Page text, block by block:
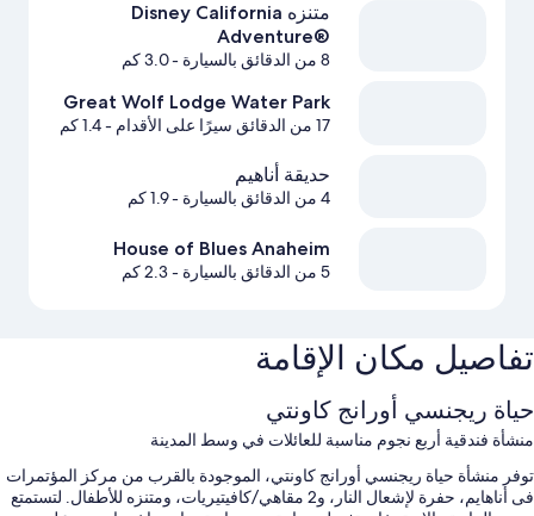
متنزه Disney California
Adventure®‎
8 من الدقائق بالسيارة - 3.0 كم
Great Wolf Lodge Water Park
17 من الدقائق سيرًا على الأقدام - 1.4 كم
حديقة أناهيم
4 من الدقائق بالسيارة - 1.9 كم
House of Blues Anaheim
5 من الدقائق بالسيارة - 2.3 كم
تفاصيل مكان الإقامة
حياة ريجنسي أورانج كاونتي
منشأة فندقية أربع نجوم مناسبة للعائلات في وسط المدينة
توفر منشأة حياة ريجنسي أورانج كاونتي، الموجودة بالقرب من مركز المؤتمرات
فى أناهايم، حفرة لإشعال النار، و2 مقاهي/كافيتيريات، ومتنزه للأطفال. لتستمتع